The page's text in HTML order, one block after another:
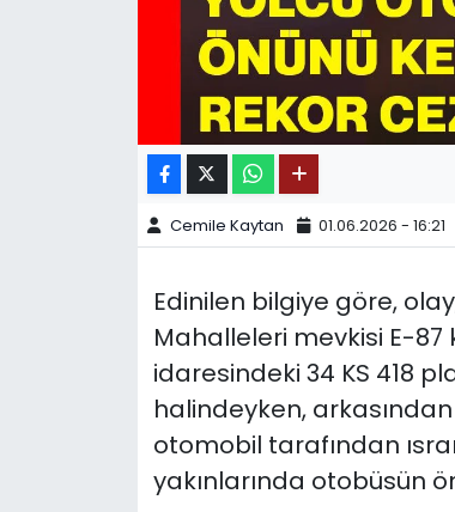
Cemile Kaytan 01.06.2026 - 16:21
Edinilen bilgiye göre,
Mahalleleri mevkisi E-
idaresindeki 34 KS 418
halindeyken, arkasından
otomobil tarafından
yakınlarında otobüsün